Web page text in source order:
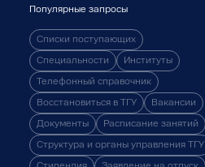
Популярные запросы
Списки поступающих
Специальности Институты
Телефонный справочник
Восстановиться в ТГУ Вакансии
Документы Расписание занятий
Структура и органы управления ТГУ